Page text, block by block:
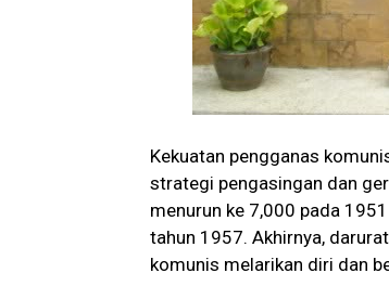
Kekuatan pengganas
strategi pengasingan dan
menurun ke 7,000 pada
tahun 1957. Akhirnya,
komunis melarikan diri dan